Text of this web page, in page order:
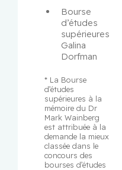
Bourse
d’études
supérieures
Galina
Dorfman
* La Bourse
d’études
supérieures à la
mémoire du Dr
Mark Wainberg
est attribuée à la
demande la mieux
classée dans le
concours des
bourses d’études